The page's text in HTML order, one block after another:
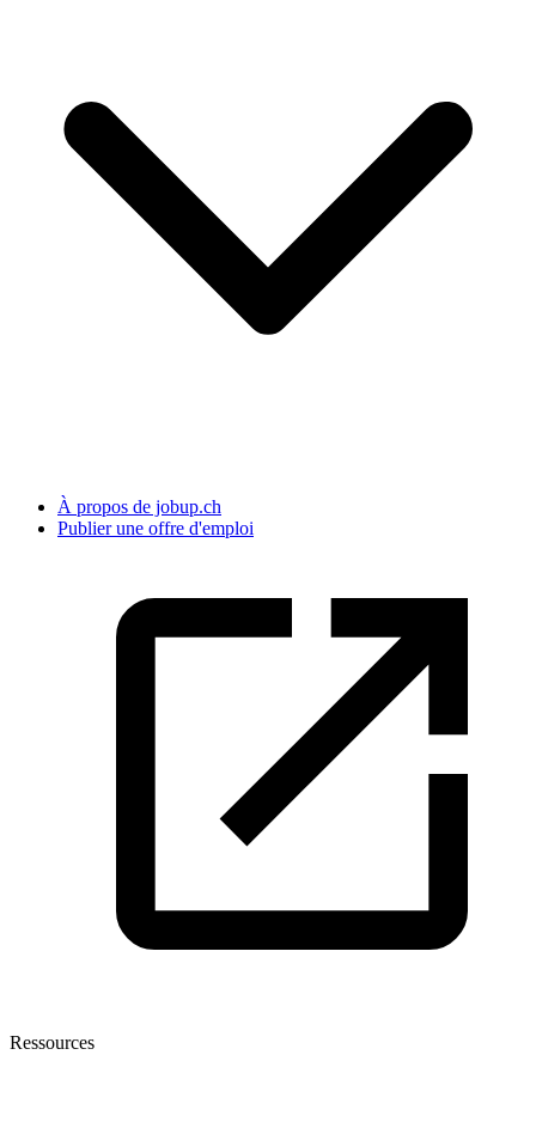
À propos de jobup.ch
Publier une offre d'emploi
Ressources